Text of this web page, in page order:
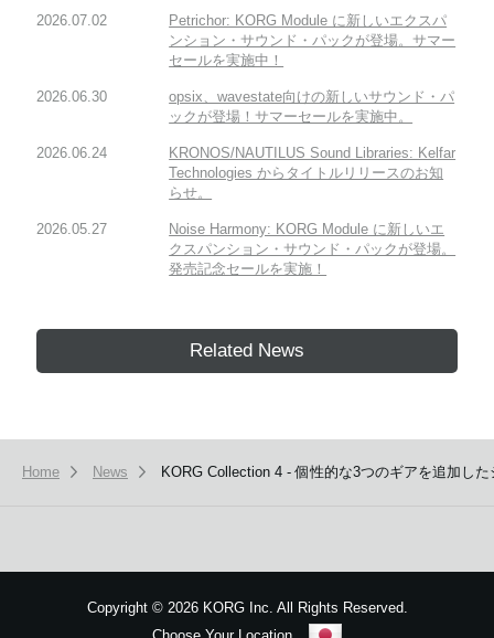
2026.07.02
Petrichor: KORG Module に新しいエクスパ
ンション・サウンド・パックが登場。サマー
セールを実施中！
2026.06.30
opsix、wavestate向けの新しいサウンド・パ
ックが登場！サマーセールを実施中。
2026.06.24
KRONOS/NAUTILUS Sound Libraries: Kelfar
Technologies からタイトルリリースのお知
らせ。
2026.05.27
Noise Harmony: KORG Module に新しいエ
クスパンション・サウンド・パックが登場。
発売記念セールを実施！
Related News
Home News KORG Collection 4 - 個性的な3つのギアを追加し
Copyright ©2026 KORG Inc. All Rights Reserved.